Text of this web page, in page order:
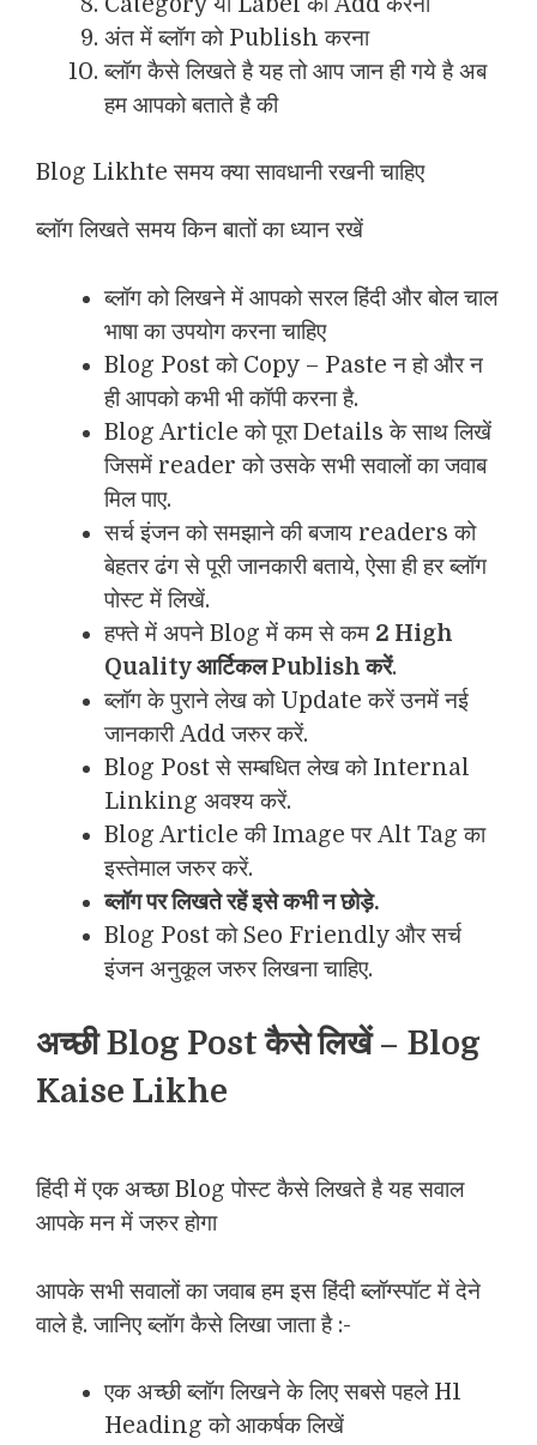
अंत में ब्लॉग को Publish करना
ब्लॉग कैसे लिखते है यह तो आप जान ही गये है अब
हम आपको बताते है की
Blog Likhte समय क्या सावधानी रखनी चाहिए
ब्लॉग लिखते समय किन बातों का ध्यान रखें
ब्लॉग को लिखने में आपको सरल हिंदी और बोल चाल
भाषा का उपयोग करना चाहिए
Blog Post को Copy – Paste न हो और न
ही आपको कभी भी कॉपी करना है.
Blog Article को पूरा Details के साथ लिखें
जिसमें reader को उसके सभी सवालों का जवाब
मिल पाए.
सर्च इंजन को समझाने की बजाय readers को
बेहतर ढंग से पूरी जानकारी बताये, ऐसा ही हर ब्लॉग
पोस्ट में लिखें.
हफ्ते में अपने Blog में कम से कम 2 High
Quality आर्टिकल Publish करें.
ब्लॉग के पुराने लेख को Update करें उनमें नई
जानकारी Add जरुर करें.
Blog Post से सम्बधित लेख को Internal
Linking अवश्य करें.
Blog Article की Image पर Alt Tag का
इस्तेमाल जरुर करें.
ब्लॉग पर लिखते रहें इसे कभी न छोड़े.
Blog Post को Seo Friendly और सर्च
इंजन अनुकूल जरुर लिखना चाहिए.
अच्छी Blog Post कैसे लिखें – Blog
Kaise Likhe
हिंदी में एक अच्छा Blog पोस्ट कैसे लिखते है यह सवाल
आपके मन में जरुर होगा
आपके सभी सवालों का जवाब हम इस हिंदी ब्लॉग्स्पॉट में देने
वाले है. जानिए ब्लॉग कैसे लिखा जाता है :-
एक अच्छी ब्लॉग लिखने के लिए सबसे पहले H1
Heading को आकर्षक लिखें